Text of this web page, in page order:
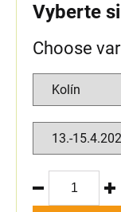
Vyberte
Choose